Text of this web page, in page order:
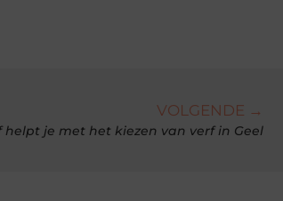
VOLGENDE →
je met het kiezen van verf in Geel